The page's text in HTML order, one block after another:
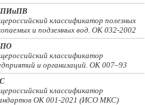
классификатор полезных
и подземных вод. ОК 032-2002
классификатор
и организаций. ОК 007–93
классификатор
ОК 001-2021 (ИСО МКС)